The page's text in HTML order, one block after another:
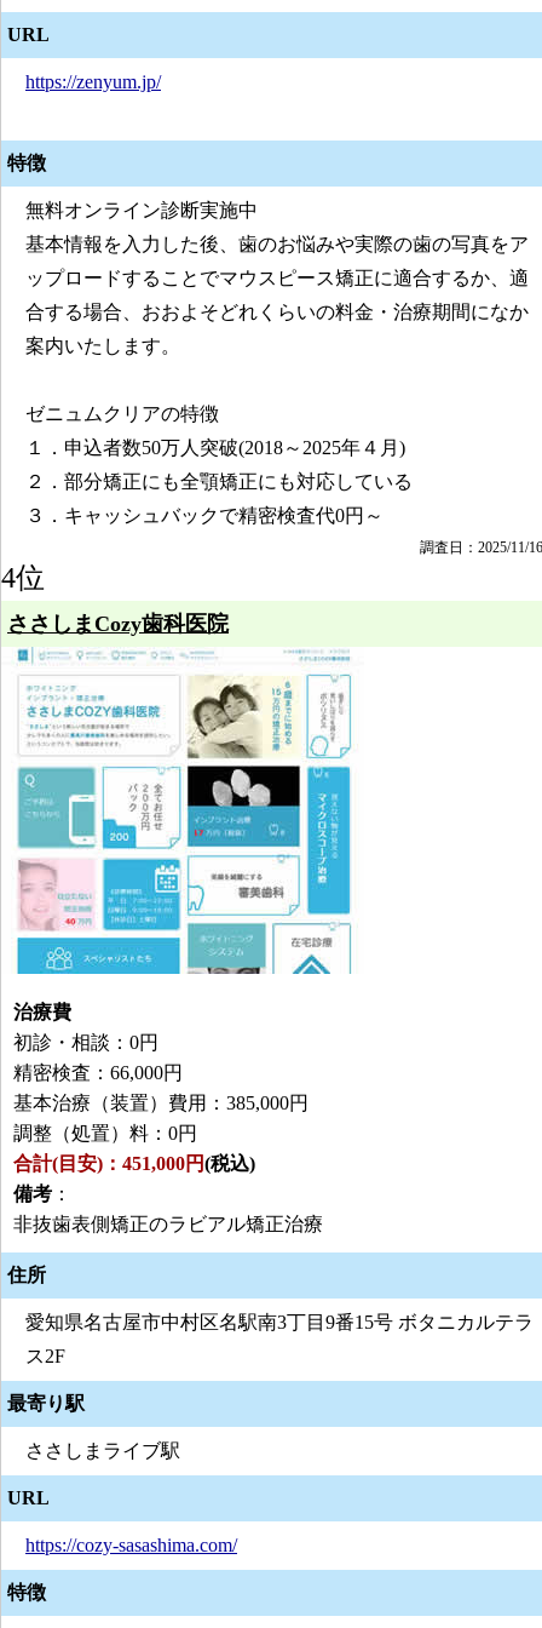
URL
https://zenyum.jp/
特徴
無料オンライン診断実施中
基本情報を入力した後、歯のお悩みや実際の歯の写真をア
ップロードすることでマウスピース矯正に適合するか、適
合する場合、おおよそどれくらいの料金・治療期間になか
案内いたします。
ゼニュムクリアの特徴
１．申込者数50万人突破(2018～2025年４月)
２．部分矯正にも全顎矯正にも対応している
３．キャッシュバックで精密検査代0円～
調査日：2025/11/16
4位
ささしまCozy歯科医院
治療費
初診・相談：0円
精密検査：66,000円
基本治療（装置）費用：385,000円
調整（処置）料：0円
合計(目安)：451,000円(税込)
備考 ：
非抜歯表側矯正のラビアル矯正治療
住所
愛知県名古屋市中村区名駅南3丁目9番15号 ボタニカルテラ
ス2F
最寄り駅
ささしまライブ駅
URL
https://cozy-sasashima.com/
特徴